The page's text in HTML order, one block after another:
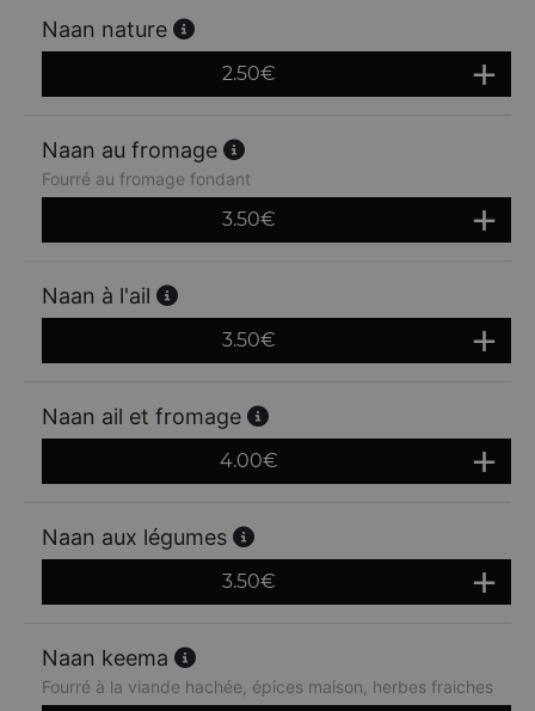
Naan nature
2.50€
Naan au fromage
Fourré au fromage fondant
3.50€
Naan à l'ail
3.50€
Naan ail et fromage
4.00€
Naan aux légumes
3.50€
Naan keema
Fourré à la viande hachée, épices maison, herbes fraiches